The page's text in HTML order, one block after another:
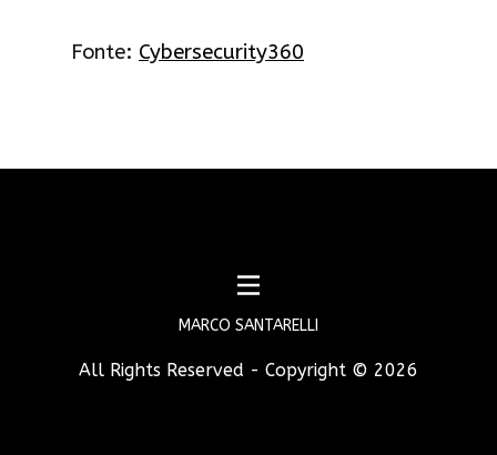
Fonte: Cybersecurity360
MARCO SANTARELLI
All Rights Reserved - Copyright © 2026